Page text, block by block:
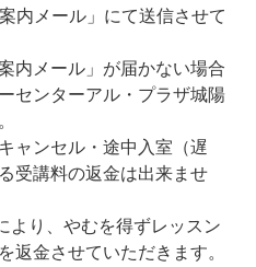
内メール」にて送信させて
内メール」が届かない場合
センターアル・プラザ城陽
ャンセル・途中入室（遅
受講料の返金は出来ませ
より、やむを得ずレッスン
返金させていただきます。